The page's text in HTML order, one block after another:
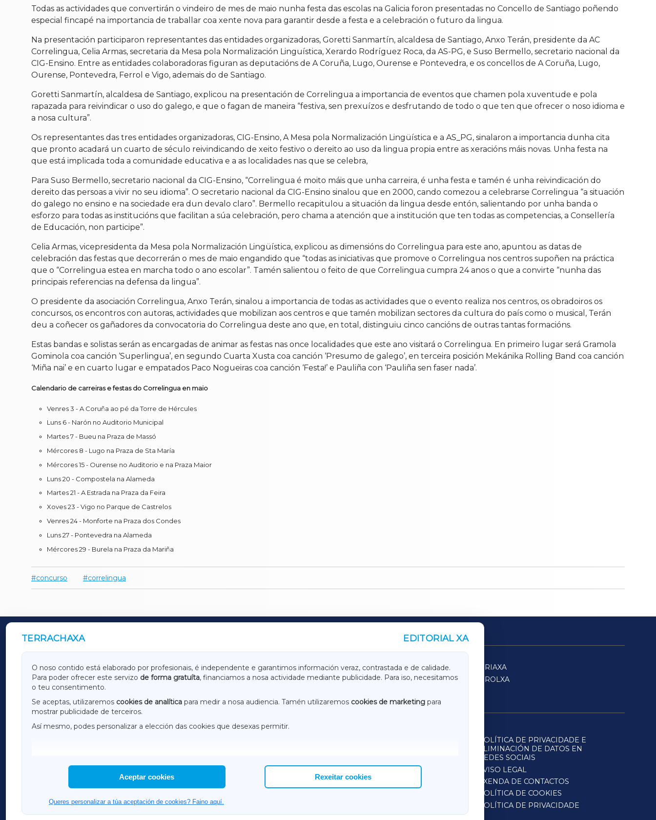
Todas as actividades que convertirán o vindeiro de mes de maio nunha festa das escolas na Galicia foron presentadas no Concello de Santiago poñendo
especial fincapé na importancia de traballar coa xente nova para garantir desde a festa e a celebración o futuro da lingua.
Na presentación participaron representantes das entidades organizadoras, Goretti Sanmartín, alcaldesa de Santiago, Anxo Terán, presidente da AC
Correlingua, Celia Armas, secretaria da Mesa pola Normalización Linguística, Xerardo Rodríguez Roca, da AS-PG, e Suso Bermello, secretario nacional da
CIG-Ensino. Entre as entidades colaboradoras figuran as deputacións de A Coruña, Lugo, Ourense e Pontevedra, e os concellos de A Coruña, Lugo,
Ourense, Pontevedra, Ferrol e Vigo, ademais do de Santiago.
Goretti Sanmartín, alcaldesa de Santiago, explicou na presentación de Correlingua a importancia de eventos que chamen pola xuventude e pola
rapazada para reivindicar o uso do galego, e que o fagan de maneira “festiva, sen prexuízos e desfrutando de todo o que ten que ofrecer o noso idioma e
a nosa cultura”.
Os representantes das tres entidades organizadoras, CIG-Ensino, A Mesa pola Normalización Lingüística e a AS_PG, sinalaron a importancia dunha cita
que pronto acadará un cuarto de século reivindicando de xeito festivo o dereito ao uso da lingua propia entre as xeracións máis novas. Unha festa na
que está implicada toda a comunidade educativa e a as localidades nas que se celebra,
Para Suso Bermello, secretario nacional da CIG-Ensino, “Correlingua é moito máis que unha carreira, é unha festa e tamén é unha reivindicación do
dereito das persoas a vivir no seu idioma”. O secretario nacional da CIG-Ensino sinalou que en 2000, cando comezou a celebrarse Correlingua “a situación
do galego no ensino e na sociedade era dun devalo claro”. Bermello recapitulou a situación da lingua desde entón, salientando por unha banda o
esforzo para todas as institucións que facilitan a súa celebración, pero chama a atención que a institución que ten todas as competencias, a Consellería
de Educación, non participe”.
Celia Armas, vicepresidenta da Mesa pola Normalización Lingüística, explicou as dimensións do Correlingua para este ano, apuntou as datas de
celebración das festas que decorrerán o mes de maio engandido que “todas as iniciativas que promove o Correlingua nos centros supoñen na práctica
que o “Correlingua estea en marcha todo o ano escolar”. Tamén salientou o feito de que Correlingua cumpra 24 anos o que a convirte “nunha das
principais referencias na defensa da lingua”.
O presidente da asociación Correlingua, Anxo Terán, sinalou a importancia de todas as actividades que o evento realiza nos centros, os obradoiros os
concursos, os encontros con autoras, actividades que mobilizan aos centros e que tamén mobilizan sectores da cultura do país como o musical, Terán
deu a coñecer os gañadores da convocatoria do Correlingua deste ano que, en total, distinguiu cinco cancións de outras tantas formacións.
Estas bandas e solistas serán as encargadas de animar as festas nas once localidades que este ano visitará o Correlingua. En primeiro lugar será Gramola
Gominola coa canción ‘Superlingua’, en segundo Cuarta Xusta coa canción ‘Presumo de galego’, en terceira posición Mekánika Rolling Band coa canción
‘Miña nai’ e en cuarto lugar e empatados Paco Nogueiras coa canción ‘Festa!’ e Pauliña con ‘Pauliña sen faser nada’.
Calendario de carreiras e festas do Correlingua en maio
Venres 3 - A Coruña ao pé da Torre de Hércules
Luns 6 - Narón no Auditorio Municipal
Martes 7 - Bueu na Praza de Massó
Mércores 8 - Lugo na Praza de Sta María
Mércores 15 - Ourense no Auditorio e na Praza Maior
Luns 20 - Compostela na Alameda
Martes 21 - A Estrada na Praza da Feira
Xoves 23 - Vigo no Parque de Castrelos
Venres 24 - Monforte na Praza dos Condes
Luns 27 - Pontevedra na Alameda
Mércores 29 - Burela na Praza da Mariña
concurso correlingua
TERRACHAXA EDITORIAL XA
O noso contido está elaborado por profesionais, é independente e garantimos información veraz, contrastada e de calidade.
Para poder ofrecer este servizo de forma gratuíta, financiamos a nosa actividade mediante publicidade. Para iso, necesitamos
o teu consentimento.
Se aceptas, utilizaremos cookies de analítica para medir a nosa audiencia. Tamén utilizaremos cookies de marketing para
mostrar publicidade de terceiros.
Así mesmo, podes personalizar a elección das cookies que desexas permitir.
Aceptar cookies Rexeitar cookies
Queres personalizar a túa aceptación de cookies? Faino aquí.
OUTROS PERIÓDICOS
GALICIAXA LUGOXA TERRACHAXA
SARRIAXA
AMARIÑAXA
RIBEIRASACRAXA ACORUÑAXA
FERROLXA
OURENSEXA
HEMEROTECA
POLÍTICA DE PRIVACIDADE E
ELIMINACIÓN DE DATOS EN
REDES SOCIAIS
AVISO LEGAL
AXENDA DE CONTACTOS
POLÍTICA DE COOKIES
POLÍTICA DE PRIVACIDADE